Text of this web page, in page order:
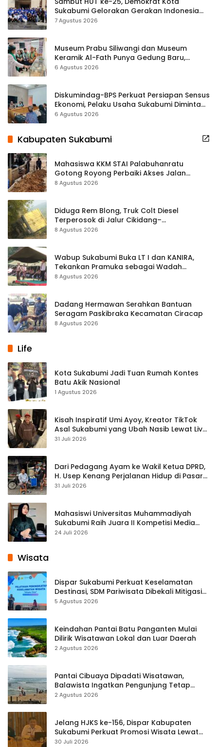
Sukabumi Gelorakan Gerakan Indonesia
ASRI Lewat Aksi Bersih Masjid Agung
7 Agustus 2026
Museum Prabu Siliwangi dan Museum
Keramik Al-Fath Punya Gedung Baru,
Hampir 500 Koleksi Dipisahkan
6 Agustus 2026
Diskumindag-BPS Perkuat Persiapan Sensus
Ekonomi, Pelaku Usaha Sukabumi Diminta
Terbuka Beri Data
6 Agustus 2026
Kabupaten Sukabumi
Mahasiswa KKM STAI Palabuhanratu
Gotong Royong Perbaiki Akses Jalan
Majelis Ta’lim di Sagaranten
8 Agustus 2026
Diduga Rem Blong, Truk Colt Diesel
Terperosok di Jalur Cikidang–
Palabuhanratu
8 Agustus 2026
Wabup Sukabumi Buka LT I dan KANIRA,
Tekankan Pramuka sebagai Wadah
Pembentukan Karakter
8 Agustus 2026
Dadang Hermawan Serahkan Bantuan
Seragam Paskibraka Kecamatan Ciracap
8 Agustus 2026
Life
Kota Sukabumi Jadi Tuan Rumah Kontes
Batu Akik Nasional
1 Agustus 2026
Kisah Inspiratif Umi Ayoy, Kreator TikTok
Asal Sukabumi yang Ubah Nasib Lewat Live
Streaming
31 Juli 2026
Dari Pedagang Ayam ke Wakil Ketua DPRD,
H. Usep Kenang Perjalanan Hidup di Pasar
Cisaat
31 Juli 2026
Mahasiswi Universitas Muhammadiyah
Sukabumi Raih Juara II Kompetisi Media
Pembelajaran Digital Tingkat Internasional
24 Juli 2026
Wisata
Dispar Sukabumi Perkuat Keselamatan
Destinasi, SDM Pariwisata Dibekali Mitigasi
hingga Teknik Evakuasi
5 Agustus 2026
Keindahan Pantai Batu Panganten Mulai
Dilirik Wisatawan Lokal dan Luar Daerah
2 Agustus 2026
Pantai Cibuaya Dipadati Wisatawan,
Balawista Ingatkan Pengunjung Tetap
Waspada
2 Agustus 2026
Jelang HJKS ke-156, Dispar Kabupaten
Sukabumi Perkuat Promosi Wisata Lewat
Publikasi Digital
30 Juli 2026